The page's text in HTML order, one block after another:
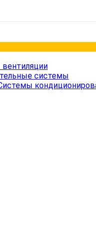
системы